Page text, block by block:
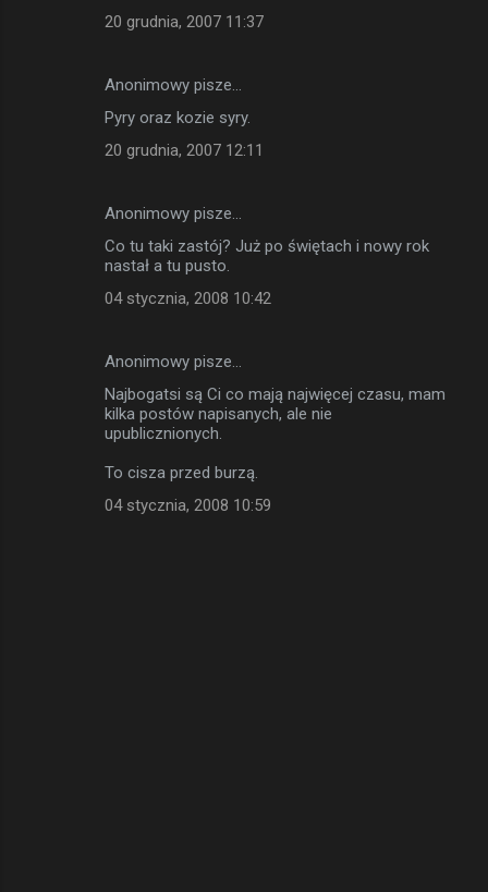
20 grudnia, 2007 11:37
Anonimowy pisze…
Pyry oraz kozie syry.
20 grudnia, 2007 12:11
Anonimowy pisze…
Co tu taki zastój? Już po świętach i nowy rok
nastał a tu pusto.
04 stycznia, 2008 10:42
Anonimowy pisze…
Najbogatsi są Ci co mają najwięcej czasu, mam
kilka postów napisanych, ale nie
upublicznionych.
To cisza przed burzą.
04 stycznia, 2008 10:59